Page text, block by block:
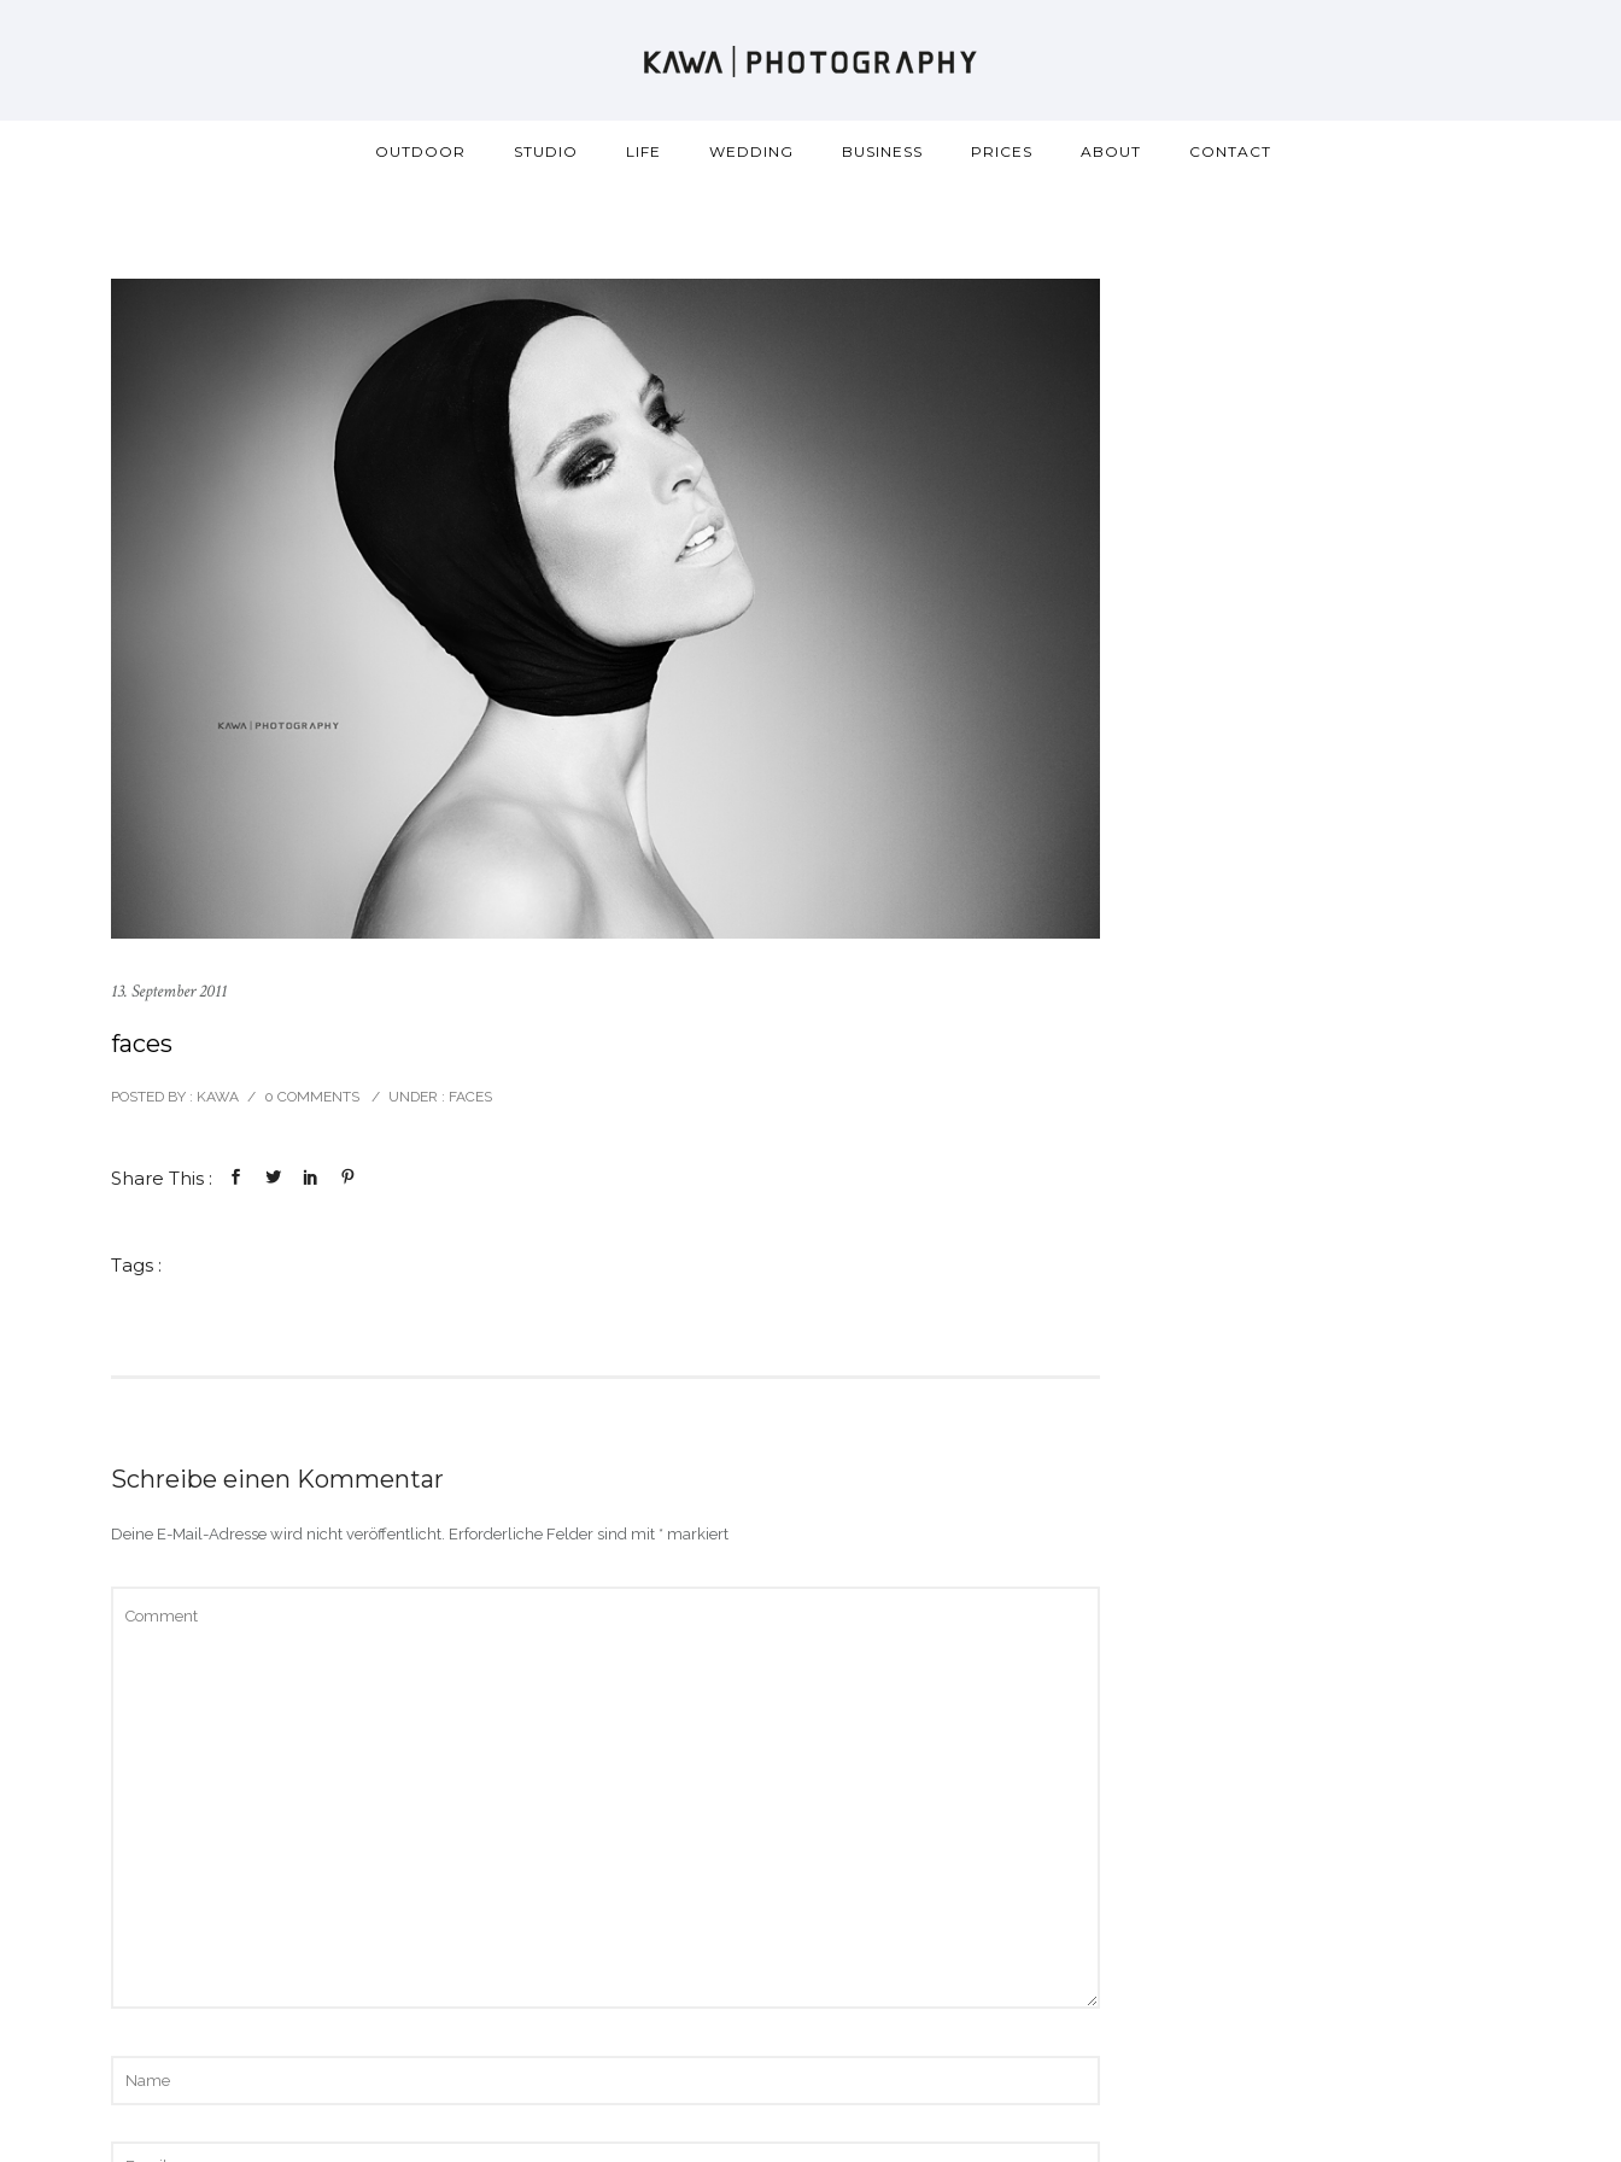
OUTDOOR STUDIO LIFE WEDDING BUSINESS PRICES ABOUT CONTACT
13. September 2011
faces
POSTED BY : KAWA / 0 COMMENTS / UNDER : FACES
Share This :
Tags :
Schreibe einen Kommentar
Deine E-Mail-Adresse wird nicht veröffentlicht. Erforderliche Felder sind mit * markiert